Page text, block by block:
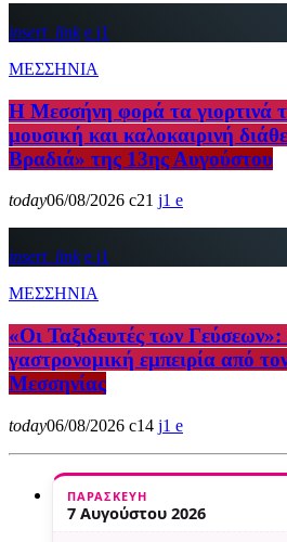
insert_link
1
ΜΕΣΣΗΝΙΑ
Η Μεσσήνη φορά τα γιορτινά
μουσική και καλοκαιρινή
Βραδιά» της 13ης Αυγούστου
today06/08/2026 21 1
insert_link
1
ΜΕΣΣΗΝΙΑ
«Οι Ταξιδευτές των
γαστρονομική εμπειρία από
Μεσσηνίας
today06/08/2026 14 1
ΠΑΡΑΣΚΕΥΉ
7 Αυγούστου 2026